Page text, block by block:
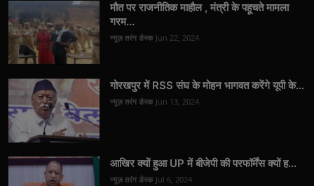
मौत पर राजनीतिक माहौल , मंत्री के पहूचते मामला
गरम...
न्यूज़ तरंग डेस्क Jun 22, 2024
गोरखपुर में RSS संघ के मोहन भागवत करेंगे यूपी के...
न्यूज़ तरंग डेस्क Jun 13, 2024
आखिर क्यों हुआ UP में बीजेपी की परफॉर्मेंस क्यों ह...
न्यूज़ तरंग डेस्क Jul 6, 2024